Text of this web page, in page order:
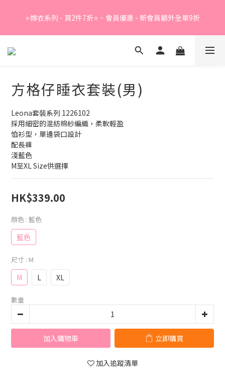
⭐嫁衣系列 - 買2件7折⭐、會員優惠 - 新會員額外全單9折
Summer Sale - 精選睡衣買2件折❤️
方格仔睡衣套裝(男)
Leona套裝系列 1226102
採用細密的混紡棉紗編織，柔軟輕盈
恤衫型，單邊袋口設計
配長褲
淺藍色
M至XL Size供選擇
HK$339.00
顏色 : 藍色
藍色
尺寸 : M
M L XL
數量
加入購物車 立即購買
加入追蹤清單